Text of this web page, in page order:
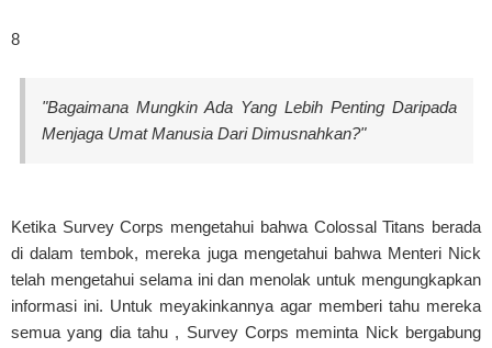
8
"Bagaimana Mungkin Ada Yang Lebih Penting Daripada
Menjaga Umat Manusia Dari Dimusnahkan?"
Ketika Survey Corps mengetahui bahwa Colossal Titans berada
di dalam tembok, mereka juga mengetahui bahwa Menteri Nick
telah mengetahui selama ini dan menolak untuk mengungkapkan
informasi ini. Untuk meyakinkannya agar memberi tahu mereka
semua yang dia tahu , Survey Corps meminta Nick bergabung